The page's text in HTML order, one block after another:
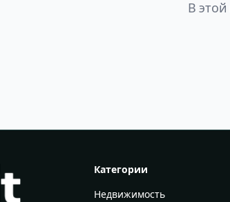
В
Категории
Недвижимость